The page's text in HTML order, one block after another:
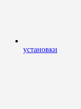
установки